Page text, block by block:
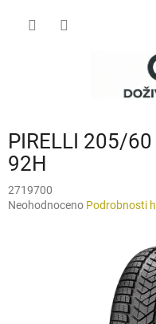
PIRELLI 205/
92H
2719700
Průměrné
Neohodnoceno Podrobnosti